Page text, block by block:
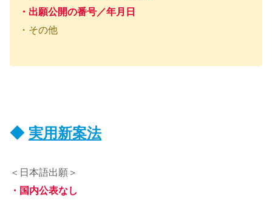
・出願公開の番号／年月日
・その他
◆ 実用新案法
＜日本語出願＞
・国内公表なし